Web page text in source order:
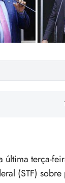
terça-
(STF)